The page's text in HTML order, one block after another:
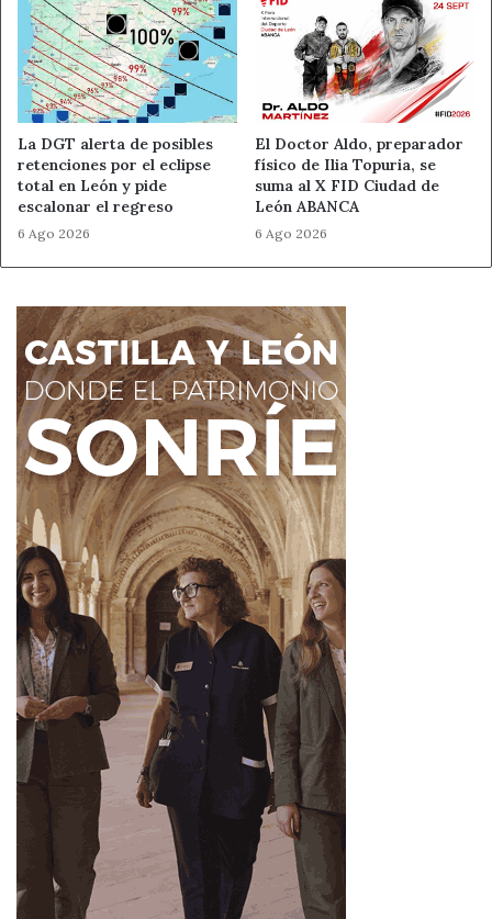
La DGT alerta de posibles
retenciones por el eclipse
total en León y pide
escalonar el regreso
6 Ago 2026
El Doctor Aldo, preparador
físico de Ilia Topuria, se
suma al X FID Ciudad de
León ABANCA
6 Ago 2026